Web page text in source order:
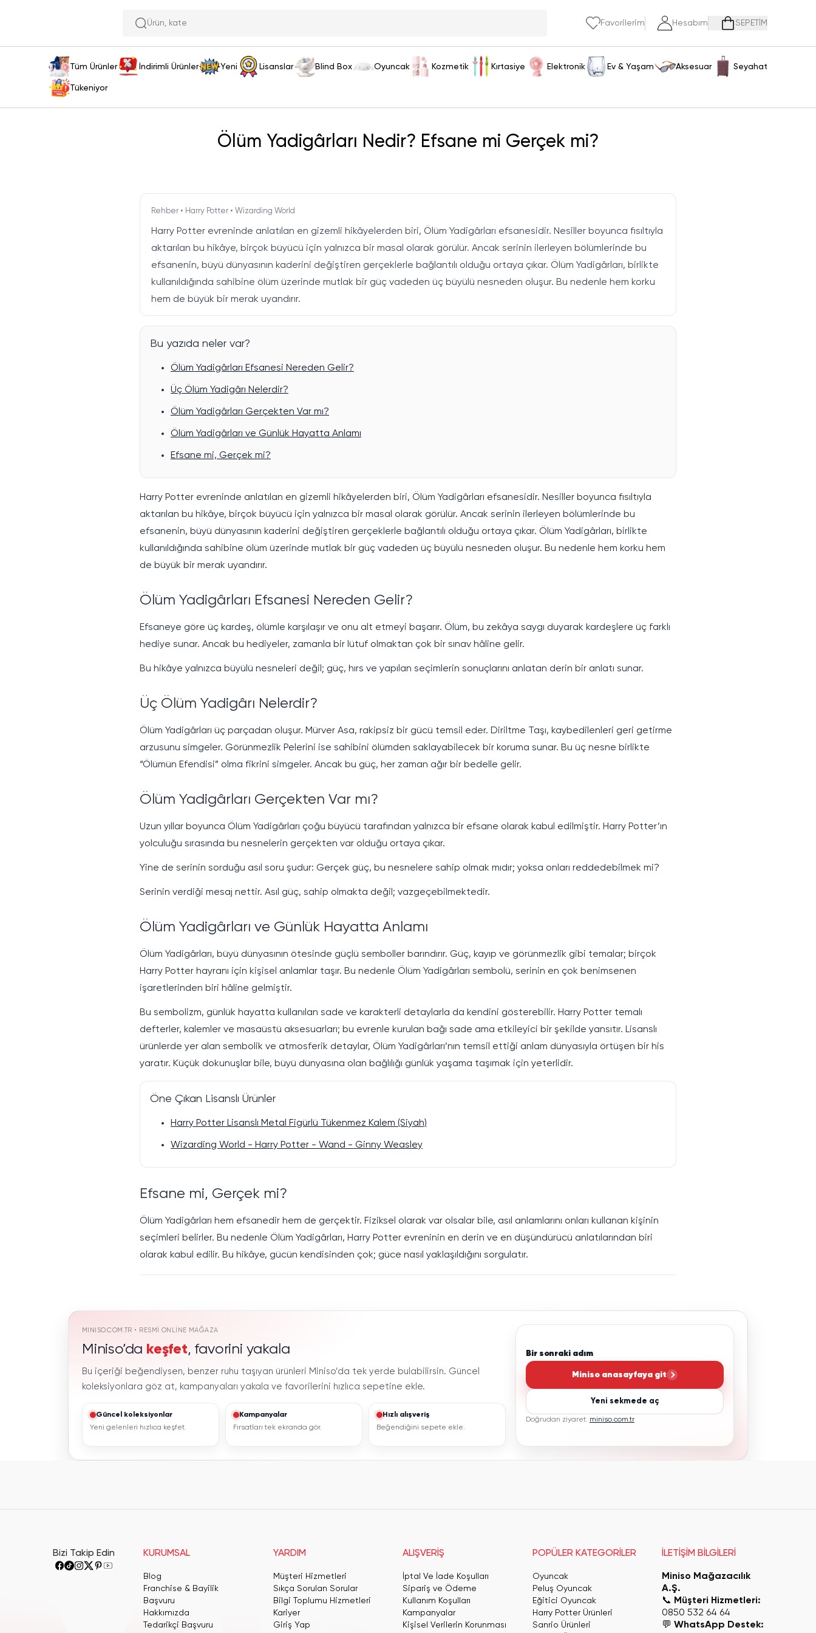
Favorilerim Hesabım SEPETİM
Tüm Ürünler İndirimli Ürünler Yeni Lisanslar Blind Box Oyuncak Kozmetik Kırtasiye Elektronik Ev & Yaşam Aksesuar Seyahat
Tükeniyor
Ölüm Yadigârları Nedir? Efsane mi Gerçek mi?
Rehber • Harry Potter • Wizarding World
Harry Potter evreninde anlatılan en gizemli hikâyelerden biri, Ölüm Yadigârları efsanesidir. Nesiller boyunca fısıltıyla
aktarılan bu hikâye, birçok büyücü için yalnızca bir masal olarak görülür. Ancak serinin ilerleyen bölümlerinde bu
efsanenin, büyü dünyasının kaderini değiştiren gerçeklerle bağlantılı olduğu ortaya çıkar. Ölüm Yadigârları, birlikte
kullanıldığında sahibine ölüm üzerinde mutlak bir güç vadeden üç büyülü nesneden oluşur. Bu nedenle hem korku
hem de büyük bir merak uyandırır.
Bu yazıda neler var?
Ölüm Yadigârları Efsanesi Nereden Gelir?
Üç Ölüm Yadigârı Nelerdir?
Ölüm Yadigârları Gerçekten Var mı?
Ölüm Yadigârları ve Günlük Hayatta Anlamı
Efsane mi, Gerçek mi?
Harry Potter evreninde anlatılan en gizemli hikâyelerden biri, Ölüm Yadigârları efsanesidir. Nesiller boyunca fısıltıyla
aktarılan bu hikâye, birçok büyücü için yalnızca bir masal olarak görülür. Ancak serinin ilerleyen bölümlerinde bu
efsanenin, büyü dünyasının kaderini değiştiren gerçeklerle bağlantılı olduğu ortaya çıkar. Ölüm Yadigârları, birlikte
kullanıldığında sahibine ölüm üzerinde mutlak bir güç vadeden üç büyülü nesneden oluşur. Bu nedenle hem korku hem
de büyük bir merak uyandırır.
Ölüm Yadigârları Efsanesi Nereden Gelir?
Efsaneye göre üç kardeş, ölümle karşılaşır ve onu alt etmeyi başarır. Ölüm, bu zekâya saygı duyarak kardeşlere üç farklı
hediye sunar. Ancak bu hediyeler, zamanla bir lütuf olmaktan çok bir sınav hâline gelir.
Bu hikâye yalnızca büyülü nesneleri değil; güç, hırs ve yapılan seçimlerin sonuçlarını anlatan derin bir anlatı sunar.
Üç Ölüm Yadigârı Nelerdir?
Ölüm Yadigârları üç parçadan oluşur. Mürver Asa, rakipsiz bir gücü temsil eder. Diriltme Taşı, kaybedilenleri geri getirme
arzusunu simgeler. Görünmezlik Pelerini ise sahibini ölümden saklayabilecek bir koruma sunar. Bu üç nesne birlikte
“Ölümün Efendisi” olma fikrini simgeler. Ancak bu güç, her zaman ağır bir bedelle gelir.
Ölüm Yadigârları Gerçekten Var mı?
Uzun yıllar boyunca Ölüm Yadigârları çoğu büyücü tarafından yalnızca bir efsane olarak kabul edilmiştir. Harry Potter’ın
yolculuğu sırasında bu nesnelerin gerçekten var olduğu ortaya çıkar.
Yine de serinin sorduğu asıl soru şudur: Gerçek güç, bu nesnelere sahip olmak mıdır; yoksa onları reddedebilmek mi?
Serinin verdiği mesaj nettir. Asıl güç, sahip olmakta değil; vazgeçebilmektedir.
Ölüm Yadigârları ve Günlük Hayatta Anlamı
Ölüm Yadigârları, büyü dünyasının ötesinde güçlü semboller barındırır. Güç, kayıp ve görünmezlik gibi temalar; birçok
Harry Potter hayranı için kişisel anlamlar taşır. Bu nedenle Ölüm Yadigârları sembolü, serinin en çok benimsenen
işaretlerinden biri hâline gelmiştir.
Bu sembolizm, günlük hayatta kullanılan sade ve karakterli detaylarla da kendini gösterebilir. Harry Potter temalı
defterler, kalemler ve masaüstü aksesuarları; bu evrenle kurulan bağı sade ama etkileyici bir şekilde yansıtır. Lisanslı
ürünlerde yer alan sembolik ve atmosferik detaylar, Ölüm Yadigârları’nın temsil ettiği anlam dünyasıyla örtüşen bir his
yaratır. Küçük dokunuşlar bile, büyü dünyasına olan bağlılığı günlük yaşama taşımak için yeterlidir.
Öne Çıkan Lisanslı Ürünler
Harry Potter Lisanslı Metal Figürlü Tükenmez Kalem (Siyah)
Wizarding World - Harry Potter - Wand - Ginny Weasley
Efsane mi, Gerçek mi?
Ölüm Yadigârları hem efsanedir hem de gerçektir. Fiziksel olarak var olsalar bile, asıl anlamlarını onları kullanan kişinin
seçimleri belirler. Bu nedenle Ölüm Yadigârları, Harry Potter evreninin en derin ve en düşündürücü anlatılarından biri
olarak kabul edilir. Bu hikâye, gücün kendisinden çok; güce nasıl yaklaşıldığını sorgulatır.
MINISO.COM.TR • RESMI ONLINE MAĞAZA
Miniso’da keşfet, favorini yakala
Bu içeriği beğendiysen, benzer ruhu taşıyan ürünleri Miniso’da tek yerde bulabilirsin. Güncel
koleksiyonlara göz at, kampanyaları yakala ve favorilerini hızlıca sepetine ekle.
Güncel koleksiyonlar
Yeni gelenleri hızlıca keşfet.
Kampanyalar
Fırsatları tek ekranda gör.
Hızlı alışveriş
Beğendiğini sepete ekle.
Bir sonraki adım
Miniso anasayfaya git
Yeni sekmede aç
Doğrudan ziyaret: miniso.com.tr
Bizi Takip Edin KURUMSAL
Blog
Franchise & Bayilik
Başvuru
Hakkımızda
Tedarikçi Başvuru
YARDIM
Müşteri Hizmetleri
Sıkça Sorulan Sorular
Bilgi Toplumu Hizmetleri
Kariyer
Giriş Yap
ALIŞVERİŞ
İptal Ve İade Koşulları
Sipariş ve Ödeme
Kullanım Koşulları
Kampanyalar
Kişisel Verilerin Korunması
POPÜLER KATEGORİLER
Oyuncak
Peluş Oyuncak
Eğitici Oyuncak
Harry Potter Ürünleri
Sanrio Ürünleri
İLETİŞİM BİLGİLERİ
Miniso Mağazacılık
A.Ş.
📞 Müşteri Hizmetleri:
0850 532 64 64
💬WhatsApp Destek: